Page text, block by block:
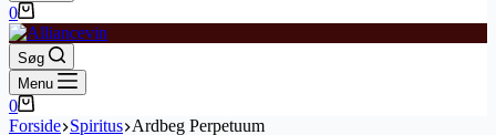
Indkøbskurv
0
Søg
Menu
Indkøbskurv
0
Forside Spiritus Ardbeg Perpetuum